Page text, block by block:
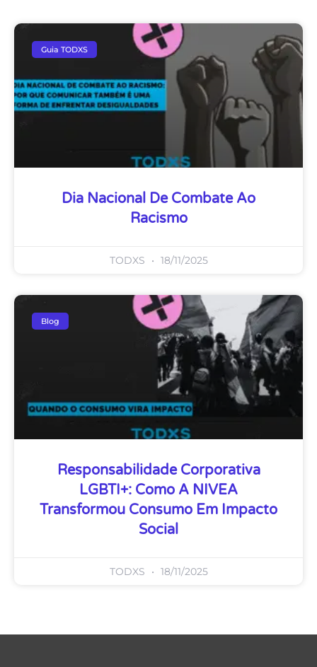
Guia TODXS
Dia Nacional De Combate Ao
Racismo
TODXS 18/11/2025
Blog
Responsabilidade Corporativa
LGBTI+: Como A NIVEA
Transformou Consumo Em Impacto
Social
TODXS 18/11/2025